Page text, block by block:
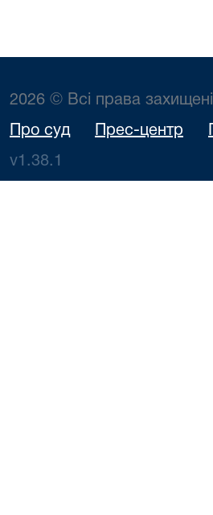
2026 © Всі права захищені
Про суд Прес-центр
v1.38.1